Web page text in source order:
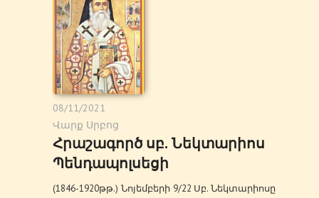
08/11/2021
Վարք Սրբոց
Հրաշագործ սբ. Նեկտարիոս
Պենդապոլսեցի
(1846-1920թթ.) Նոյեմբերի 9/22 Սբ. Նեկտարիոսը